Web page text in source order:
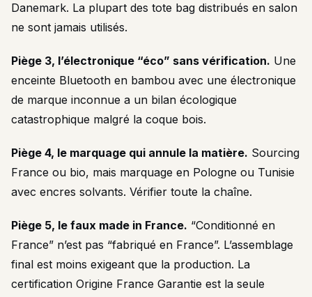
Danemark. La plupart des tote bag distribués en salon
ne sont jamais utilisés.
Piège 3, l’électronique “éco” sans vérification. Une
enceinte Bluetooth en bambou avec une électronique
de marque inconnue a un bilan écologique
catastrophique malgré la coque bois.
Piège 4, le marquage qui annule la matière. Sourcing
France ou bio, mais marquage en Pologne ou Tunisie
avec encres solvants. Vérifier toute la chaîne.
Piège 5, le faux made in France. “Conditionné en
France” n’est pas “fabriqué en France”. L’assemblage
final est moins exigeant que la production. La
certification Origine France Garantie est la seule